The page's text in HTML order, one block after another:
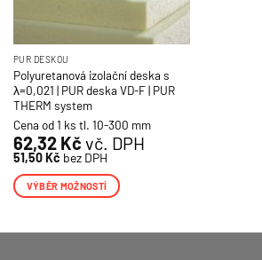
PUR DESKOU
Polyuretanová izolační deska s
λ=0,021 | PUR deska VD-F | PUR
THERM system
Cena od 1 ks tl. 10-300 mm
62,32 Kč vč. DPH
51,50Kč bez DPH
VÝBĚR MOŽNOSTÍ